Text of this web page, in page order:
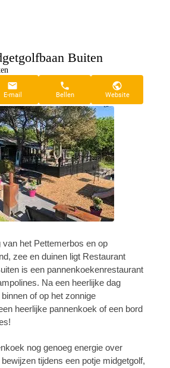
Buiten
E-mail Bellen Website
van het Pettemerbos en op
zee en duinen ligt Restaurant
is een pannenkoekenrestaurant
Na een heerlijke dag
of op het zonnige
heerlijke pannenkoek of een bord
nog genoeg energie over
tijdens een potje midgetgolf,